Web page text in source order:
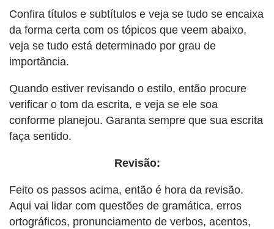
Confira títulos e subtítulos e veja se tudo se encaixa
da forma certa com os tópicos que veem abaixo,
veja se tudo está determinado por grau de
importância.
Quando estiver revisando o estilo, então procure
verificar o tom da escrita, e veja se ele soa
conforme planejou. Garanta sempre que sua escrita
faça sentido.
Revisão:
Feito os passos acima, então é hora da revisão.
Aqui vai lidar com questões de gramática, erros
ortográficos, pronunciamento de verbos, acentos,